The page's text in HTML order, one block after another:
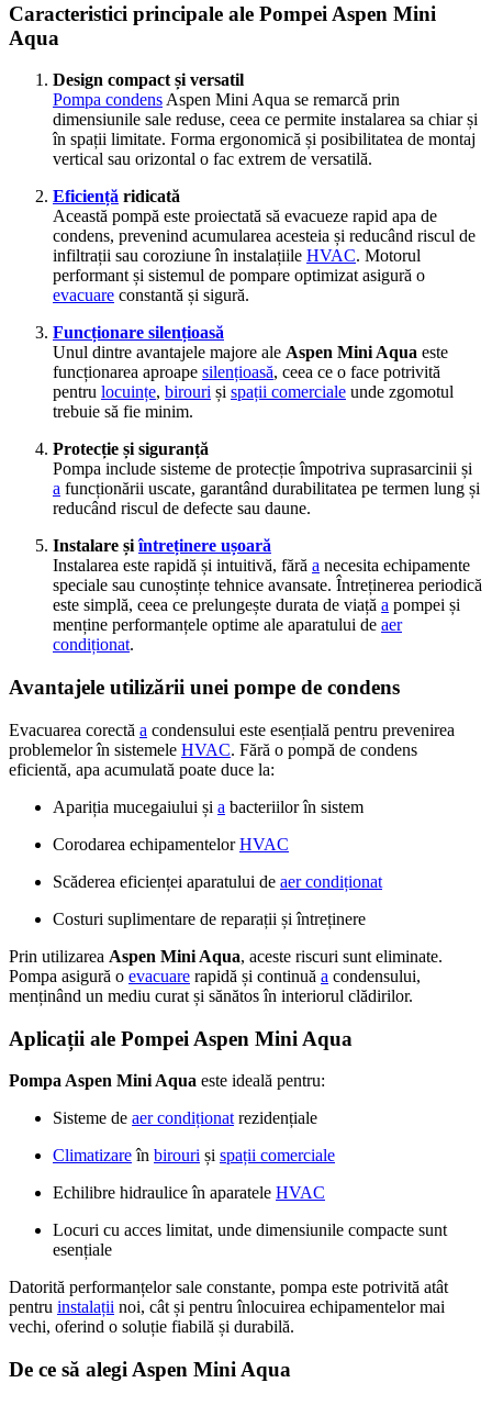
Caracteristici principale ale Pompei Aspen Mini
Aqua
Design compact și versatil
Pompa condensAspen Mini Aqua se remarcă prin
dimensiunile sale reduse, ceea ce permite instalarea sa chiar și
în spații limitate. Forma ergonomică și posibilitatea de montaj
vertical sau orizontal o fac extrem de versatilă.
Eficiență ridicată
Această pompă este proiectată să evacueze rapid apa de
condens, prevenind acumularea acesteia și reducând riscul de
infiltrații sau coroziune în instalațiile HVAC. Motorul
performant și sistemul de pompare optimizat asigură o
evacuare constantă și sigură.
Funcționare silențioasă
Unul dintre avantajele majore ale Aspen Mini Aqua este
funcționarea aproape silențioasă, ceea ce o face potrivită
pentru locuințe, birouri și spații comerciale unde zgomotul
trebuie să fie minim.
Protecție și siguranță
Pompa include sisteme de protecție împotriva suprasarcinii și
a funcționării uscate, garantând durabilitatea pe termen lung și
reducând riscul de defecte sau daune.
Instalare șiîntreținere ușoară
Instalarea este rapidă și intuitivă, fără a necesita echipamente
speciale sau cunoștințe tehnice avansate. Întreținerea periodică
este simplă, ceea ce prelungește durata de viață a pompei și
menține performanțele optime ale aparatului de aer
condiționat.
Avantajele utilizării unei pompe de condens
Evacuarea corectă a condensului este esențială pentru prevenirea
problemelor în sistemele HVAC. Fără o pompă de condens
eficientă, apa acumulată poate duce la:
Apariția mucegaiului și a bacteriilor în sistem
Corodarea echipamentelorHVAC
Scăderea eficienței aparatului de aer condiționat
Costuri suplimentare de reparații și întreținere
Prin utilizarea Aspen Mini Aqua, aceste riscuri sunt eliminate.
Pompa asigură o evacuare rapidă și continuă a condensului,
menținând un mediu curat și sănătos în interiorul clădirilor.
Aplicații ale Pompei Aspen Mini Aqua
Pompa Aspen Mini Aqua este ideală pentru:
Sisteme de aer condiționat rezidențiale
Climatizareîn birouri și spații comerciale
Echilibre hidraulice în aparatele HVAC
Locuri cu acces limitat, unde dimensiunile compacte sunt
esențiale
Datorită performanțelor sale constante, pompa este potrivită atât
pentru instalații noi, cât și pentru înlocuirea echipamentelor mai
vechi, oferind o soluție fiabilă și durabilă.
De ce să alegi Aspen Mini Aqua